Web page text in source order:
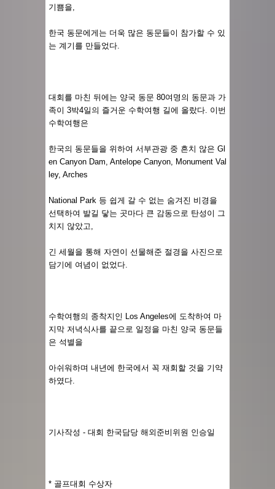
기쁨을,
한국 동문에게는 더욱 많은 동문들이 참가할 수 있
는 계기를 만들었다.
대회를 마친 뒤에는 양국 동문 80여명의 동문과 가
족이 3박4일의 즐거운 수학여행 길에 올랐다. 이번
수학여행은
한국의 동문들을 위하여 서부관광 중 흔치 않은 Gl
en Canyon Dam, Antelope Canyon, Monument Val
ley, Arches
National Park 등 쉽게 갈 수 없는 숨겨진 비경을
선택하여 발길 닿는 곳마다 큰 감동으로 탄성이 그
치지 않았고,
긴 세월을 통해 자연이 선물해준 절경을 사진으로
담기에 여념이 없었다.
수학여행의 종착지인 Los Angeles에 도착하여 마
지막 저녁식사를 끝으로 일정을 마친 양국 동문들
은 석별을
아쉬워하며 내년에 한국에서 꼭 재회할 것을 기약
하였다.
기사작성 - 대회 한국담당 해외준비위원 인승일
* 골프대회 수상자